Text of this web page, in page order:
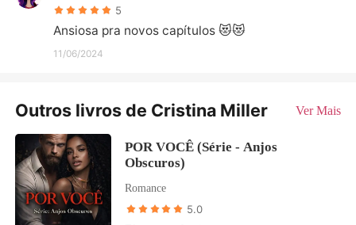
5
Ansiosa pra novos capítulos 😻😻
11/06/2024
Outros livros de Cristina Miller Ver Mais
POR VOCÊ (Série - Anjos
Obscuros)
Romance
5.0